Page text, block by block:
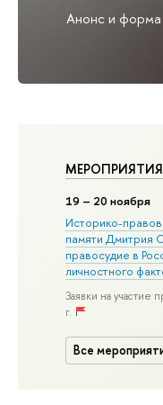
Анонс и форма
МЕРОПРИЯТИЯ
19 – 20 ноября
Историко-
памяти Дмитрия
правосудие в
личностного
Заявки на участие
г.
Все